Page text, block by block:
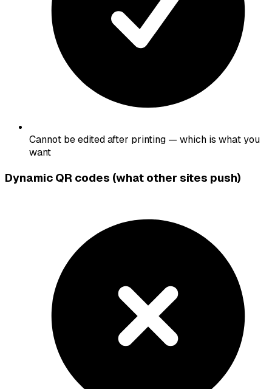
Cannot be edited after printing — which is what you
want
Dynamic QR codes (what other sites push)